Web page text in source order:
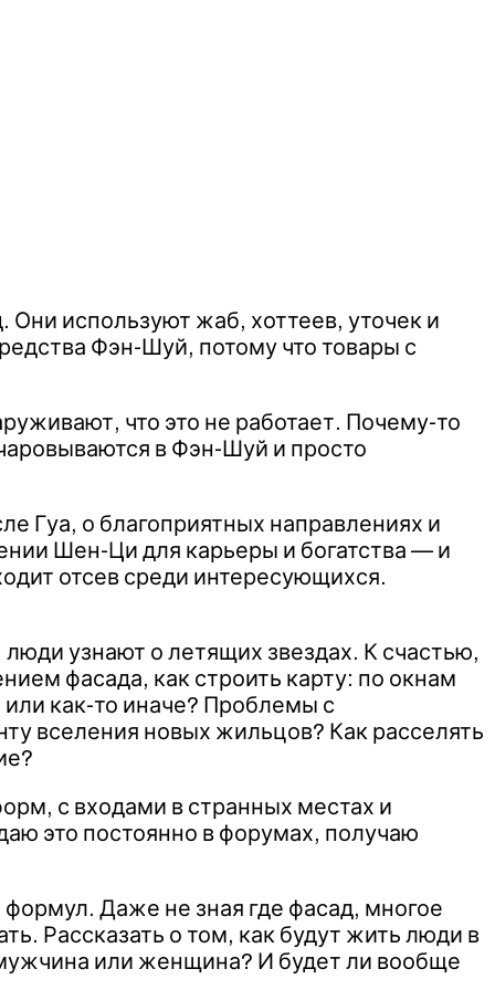
используют жаб, хоттеев, уточек и
Фэн-Шуй, потому что товары с
что это не работает. Почему-то
в Фэн-Шуй и просто
Гуа, о благоприятных направлениях и
Шен-Ци для карьеры и богатства — и
отсев среди интересующихся.
узнают о летящих звездах. К счастью,
фасада, как строить карту: по окнам
как-то иначе? Проблемы с
вселения новых жильцов? Как расселять
с входами в странных местах и
это постоянно в форумах, получаю
Даже не зная где фасад, многое
Рассказать о том, как будут жить люди в
или женщина? И будет ли вообще